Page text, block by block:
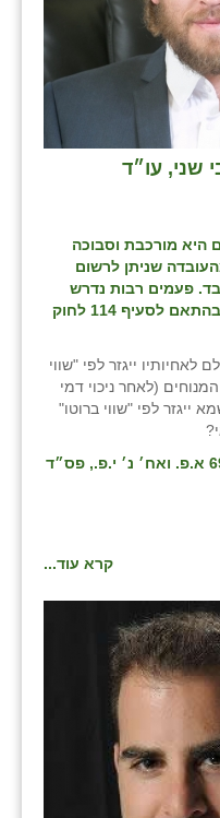
שני, עו״ד
היא מורכבת וסבוכה
שניתן לרשום
פעמים רבות נדרש
יורש לשלם פיצוי לשאר היורשים, בהתאם לסעיף 114 לחוק
ייגזר לפי "שווי
(לאחר ניכוי דמי
לפי "שווי ברוטו"
ת״ע(משפחה)(נצרת) 69253-05-18 א.פ. ואח׳ נ׳ י.פ., פס״ד
קרא עוד...